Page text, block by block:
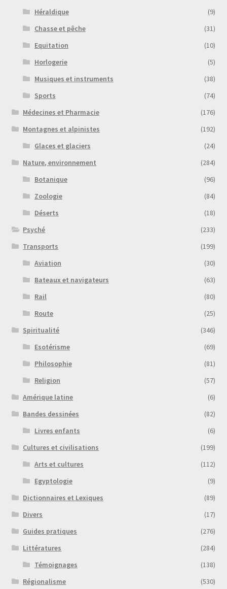
Héraldique
(9)
Chasse et pêche
(31)
Equitation
(10)
Horlogerie
(5)
Musiques et instruments
(38)
Sports
(74)
Médecines et Pharmacie
(176)
Montagnes et alpinistes
(192)
Glaces et glaciers
(24)
Nature, environnement
(284)
Botanique
(96)
Zoologie
(84)
Déserts
(18)
Psyché
(233)
Transports
(199)
Aviation
(30)
Bateaux et navigateurs
(63)
Rail
(80)
Route
(25)
Spiritualité
(346)
Esotérisme
(69)
Philosophie
(81)
Religion
(57)
Amérique latine
(6)
Bandes dessinées
(82)
Livres enfants
(6)
Cultures et civilisations
(199)
Arts et cultures
(112)
Egyptologie
(9)
Dictionnaires et Lexiques
(89)
Divers
(17)
Guides pratiques
(276)
Littératures
(284)
Témoignages
(138)
Régionalisme
(530)